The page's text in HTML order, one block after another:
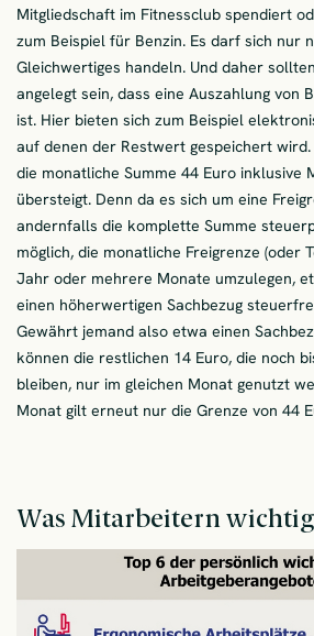
Mitgliedschaft im Fitnessclub spendiert
zum Beispiel für Benzin. Es darf sich nur
Gleichwertiges handeln. Und daher
angelegt sein, dass eine Auszahlung von
ist. Hier bieten sich zum Beispiel
auf denen der Restwert gespeichert wird.
die monatliche Summe 44 Euro inklusive
übersteigt. Denn da es sich um eine
andernfalls die komplette Summe
möglich, die monatliche Freigrenze (oder
Jahr oder mehrere Monate umzulegen,
einen höherwertigen Sachbezug
Gewährt jemand also etwa einen
können die restlichen 14 Euro, die noch
bleiben, nur im gleichen Monat genutzt
Monat gilt erneut nur die Grenze von 44
Was Mitarbeitern